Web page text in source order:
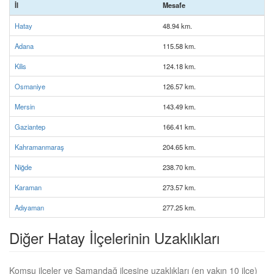
İl Mesafe
Hatay 48.94 km.
Adana 115.58 km.
Kilis 124.18 km.
Osmaniye 126.57 km.
Mersin 143.49 km.
Gaziantep 166.41 km.
Kahramanmaraş 204.65 km.
Niğde 238.70 km.
Karaman 273.57 km.
Adıyaman 277.25 km.
Diğer Hatay İlçelerinin Uzaklıkları
Komşu ilçeler ve Samandağ ilçesine uzaklıkları (en yakın 10 ilçe)